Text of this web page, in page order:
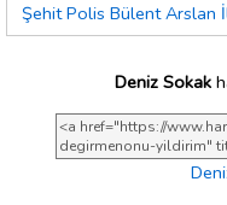
Şehit Polis Bülent Arslan
Deniz Sokak